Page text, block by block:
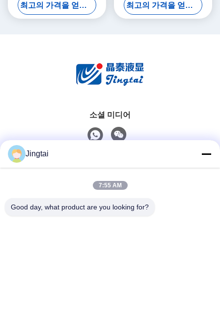
최고의 가격을 얻으십시오 최고의 가격을 얻으십시오
소셜 미디어
0086-755-27491128
Jingtai
7:55 AM
Good day, what product are you looking for?